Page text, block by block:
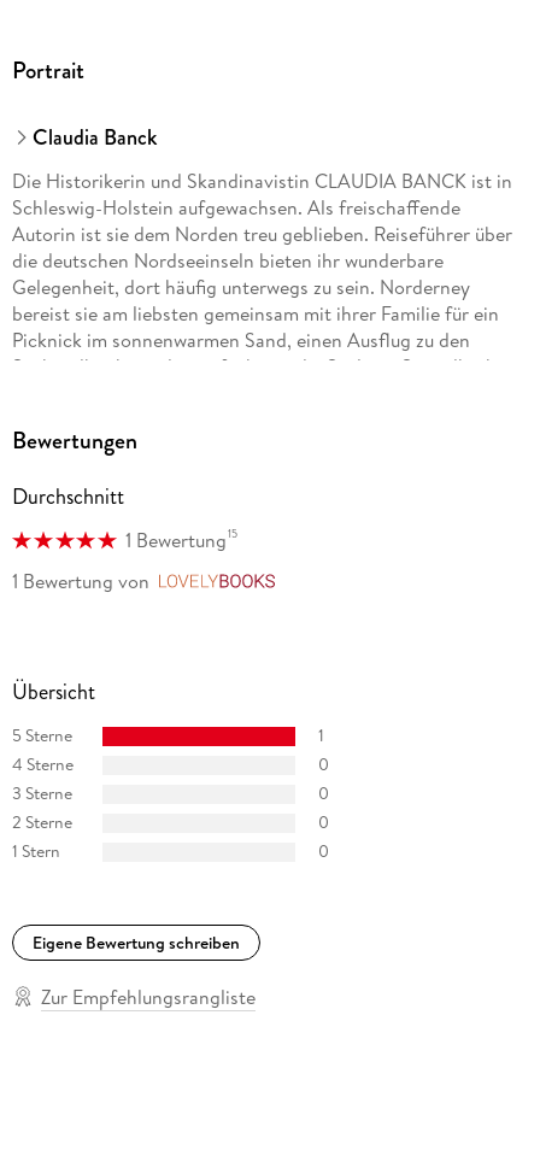
Portrait
Claudia Banck
Die Historikerin und Skandinavistin CLAUDIA BANCK ist in
Schleswig-Holstein aufgewachsen. Als freischaffende
Autorin ist sie dem Norden treu geblieben. Reiseführer über
die deutschen Nordseeinseln bieten ihr wunderbare
Gelegenheit, dort häufig unterwegs zu sein. Norderney
bereist sie am liebsten gemeinsam mit ihrer Familie für ein
Picknick im sonnenwarmen Sand, einen Ausflug zu den
Seehundbänken oder einfach, um die Seele im Strandkorb
Bewertungen
Durchschnitt
1 Bewertung15
1 Bewertung von
Übersicht
5 Sterne
1
4 Sterne
0
3 Sterne
0
2 Sterne
0
1 Stern
0
Eigene Bewertung schreiben
Zur Empfehlungsrangliste